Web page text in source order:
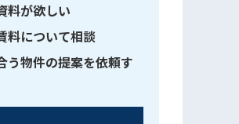
料が欲しい
料について相談
う物件の提案を依頼す